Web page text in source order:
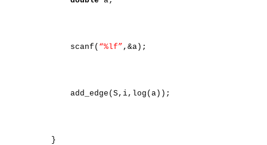
scanf( “%lf” ,&a);
add_edge(S,i,log(a));
}